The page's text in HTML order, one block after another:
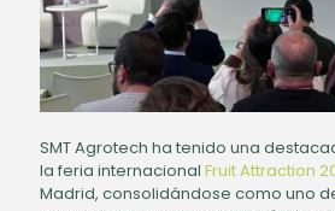
SMT Agrotech ha tenido una
la feria internacional Fruit Attraction
Madrid, consolidándose como uno